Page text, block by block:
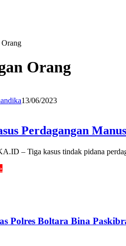
Orang
Orang
13/06/2023
Perdagangan
– Tiga kasus tindak pidana
Polres Boltara Bina